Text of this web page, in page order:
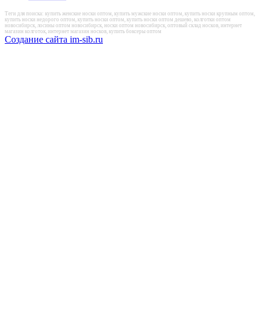
Теги для поиска: купить женские носки оптом, купить мужские носки оптом, купить носки крупным оптом,
купить носки недорого оптом, купить носки оптом, купить носки оптом дешево, колготки оптом
новосибирск, лосины оптом новосибирск, носки оптом новосибирск, оптовый склад носков, интернет
магазин колготок, интернет магазин носков, купить боксеры оптом
Создание сайта im-sib.ru